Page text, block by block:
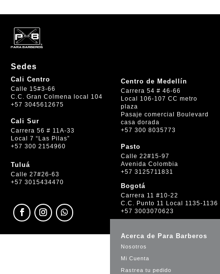
Sedes
Cali Centro
Calle 15#3-66
C.C. Gran Colmena local 104
+57 3045612675
Cali Sur
Carrera 56 # 11A-33
Local 7 “Las Pilas”
+57 300 2154960
Tuluá
Calle 27#26-63
+57 3015434470
Centro de Medellín
Carrera 54 # 46-66
Local 106-107 CC metro
plaza
Pasaje comercial Boulevard
casa dorada
+57 300 8035773
Pasto
Calle 22#15-97
Avenida Colombia
+57 3125711831
Bogotá
Carrera 11 #10-22
C.C. Punto 11 Local 1135-1136
+57 3003070623
Acerca de Para Barberos
Nosotros
Mi Cuenta
Rastrea tu pedido